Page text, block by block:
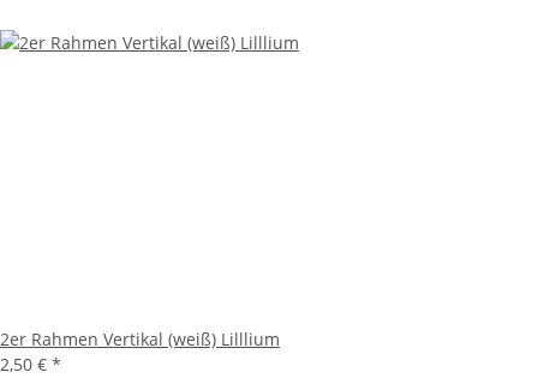
2er Rahmen Vertikal (weiß) Lilllium
2,50 € *